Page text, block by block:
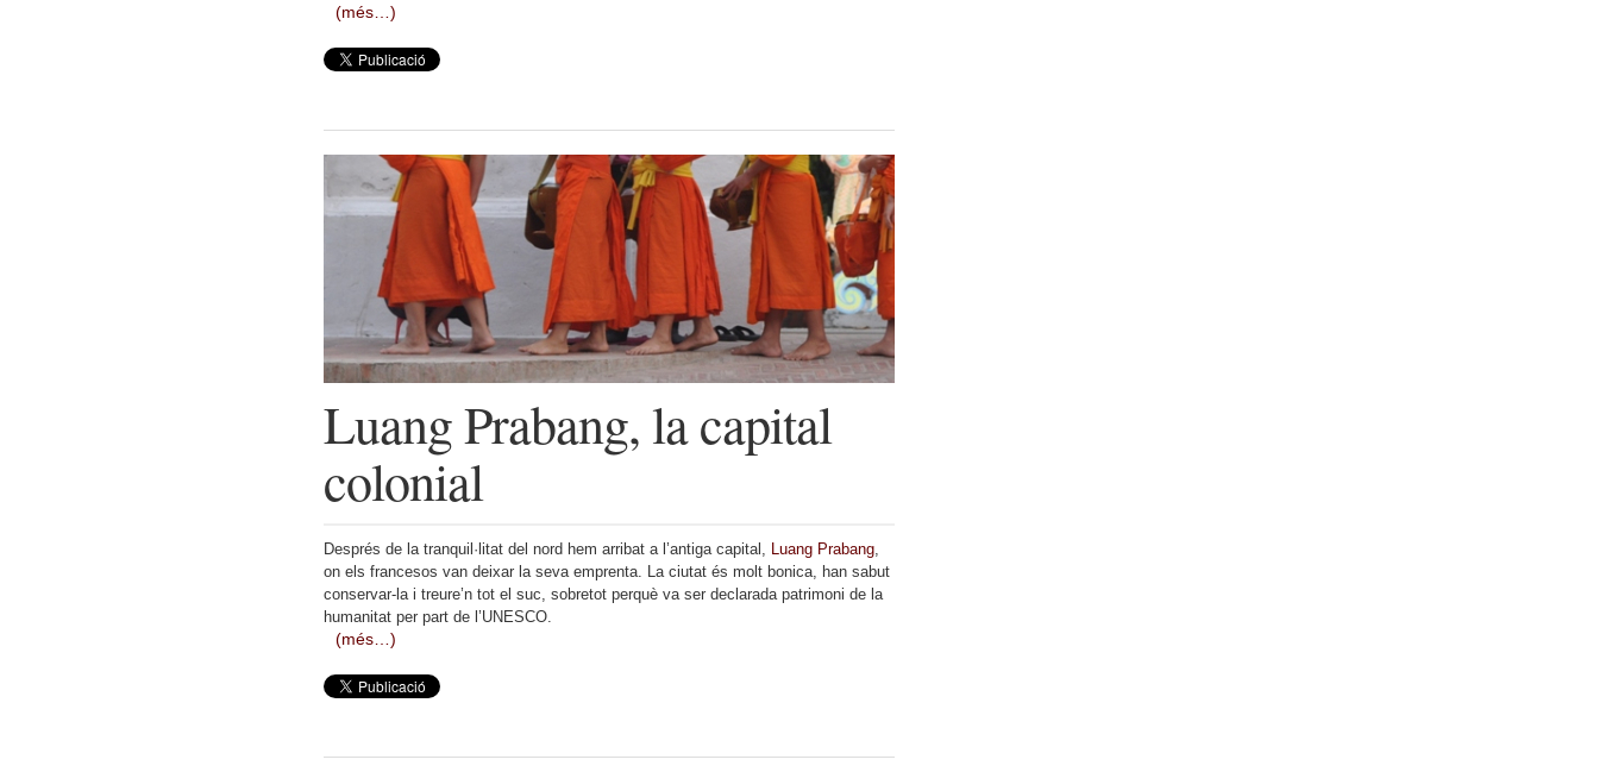
(més…)
Luang Prabang, la capital
colonial
Després de la tranquil·litat del nord hem arribat a l’antiga capital, Luang Prabang,
on els francesos van deixar la seva emprenta. La ciutat és molt bonica, han sabut
conservar-la i treure’n tot el suc, sobretot perquè va ser declarada patrimoni de la
humanitat per part de l’UNESCO.
(més…)